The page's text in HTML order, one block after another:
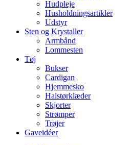
Hudpleje
Husholdningsartikler
Udstyr
Sten og Krystaller
Armbånd
Lommesten
Tøj
Bukser
Cardigan
Hjemmesko
Halstørklæder
Skjorter
Strømper
Trøjer
Gaveidéer